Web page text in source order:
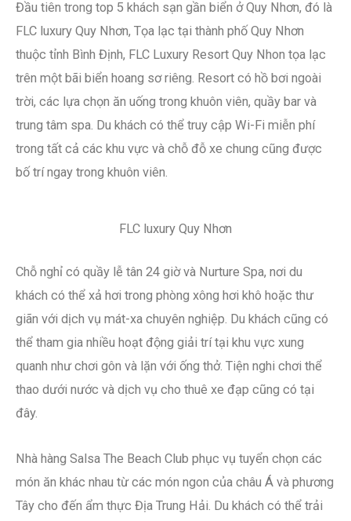
Đầu tiên trong top 5 khách sạn gần biển ở Quy Nhơn, đó là
FLC luxury Quy Nhơn, Tọa lạc tại thành phố Quy Nhơn
thuộc tỉnh Bình Định, FLC Luxury Resort Quy Nhon tọa lạc
trên một bãi biển hoang sơ riêng. Resort có hồ bơi ngoài
trời, các lựa chọn ăn uống trong khuôn viên, quầy bar và
trung tâm spa. Du khách có thể truy cập Wi-Fi miễn phí
trong tất cả các khu vực và chỗ đỗ xe chung cũng được
bố trí ngay trong khuôn viên.
FLC luxury Quy Nhơn
Chỗ nghỉ có quầy lễ tân 24 giờ và Nurture Spa, nơi du
khách có thể xả hơi trong phòng xông hơi khô hoặc thư
giãn với dịch vụ mát-xa chuyên nghiệp. Du khách cũng có
thể tham gia nhiều hoạt động giải trí tại khu vực xung
quanh như chơi gôn và lặn với ống thở. Tiện nghi chơi thể
thao dưới nước và dịch vụ cho thuê xe đạp cũng có tại
đây.
Nhà hàng Salsa The Beach Club phục vụ tuyển chọn các
món ăn khác nhau từ các món ngon của châu Á và phương
Tây cho đến ẩm thực Địa Trung Hải. Du khách có thể trải